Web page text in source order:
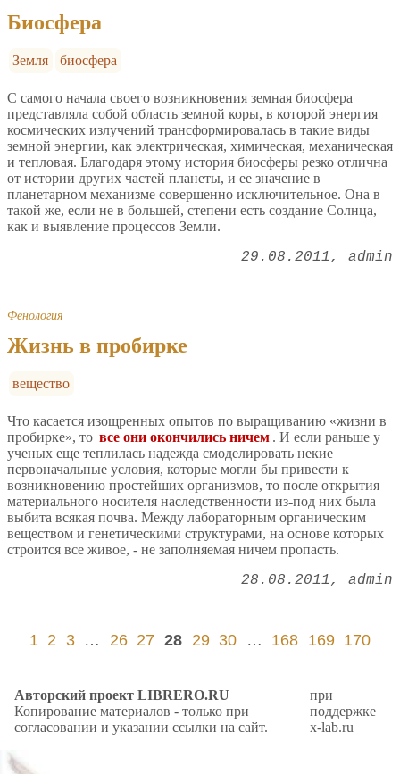
Биосфера
Земля биосфера
С самого начала своего возникновения земная биосфера
представляла собой область земной коры, в которой энергия
космических излучений трансформировалась в такие виды
земной энергии, как электрическая, химическая, механическая
и тепловая. Благодаря этому история биосферы резко отлична
от истории других частей планеты, и ее значение в
планетарном механизме совершенно исключительное. Она в
такой же, если не в большей, степени есть создание Солнца,
как и выявление процессов Земли.
29.08.2011 admin
Фенология
Жизнь в пробирке
вещество
Что касается изощренных опытов по выращиванию «жизни в
пробирке», то все они окончились ничем . И если раньше у
ученых еще теплилась надежда смоделировать некие
первоначальные условия, которые могли бы привести к
возникновению простейших организмов, то после открытия
материального носителя наследственности из-под них была
выбита всякая почва. Между лабораторным органическим
веществом и генетическими структурами, на основе которых
строится все живое, - не заполняемая ничем пропасть.
28.08.2011 admin
1 2 3 … 26 27 28 29 30 … 168 169 170
Авторский проект LIBRERO.RU
Копирование материалов - только при
согласовании и указании ссылки на сайт.
при
поддержке
x-lab.ru